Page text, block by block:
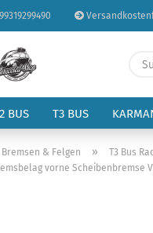
BUS T3 BUS
Bremsen & Felgen » T3 Bus
vorne Scheibenbremse